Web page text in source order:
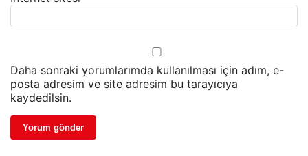
Daha sonraki yorumlarımda kullanılması için adım, e-
posta adresim ve site adresim bu tarayıcıya
kaydedilsin.